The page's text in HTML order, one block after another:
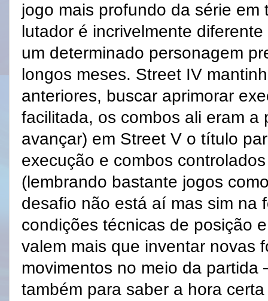
jogo mais profundo da série em
lutador é incrivelmente
um determinado personagem
longos meses. Street IV
anteriores, buscar aprimorar
facilitada, os combos ali eram a
avançar) em Street V o título
execução e combos
(lembrando bastante jogos
desafio não está aí mas sim na
condições técnicas de posição
valem mais que inventar novas
movimentos no meio da partida
também para saber a hora